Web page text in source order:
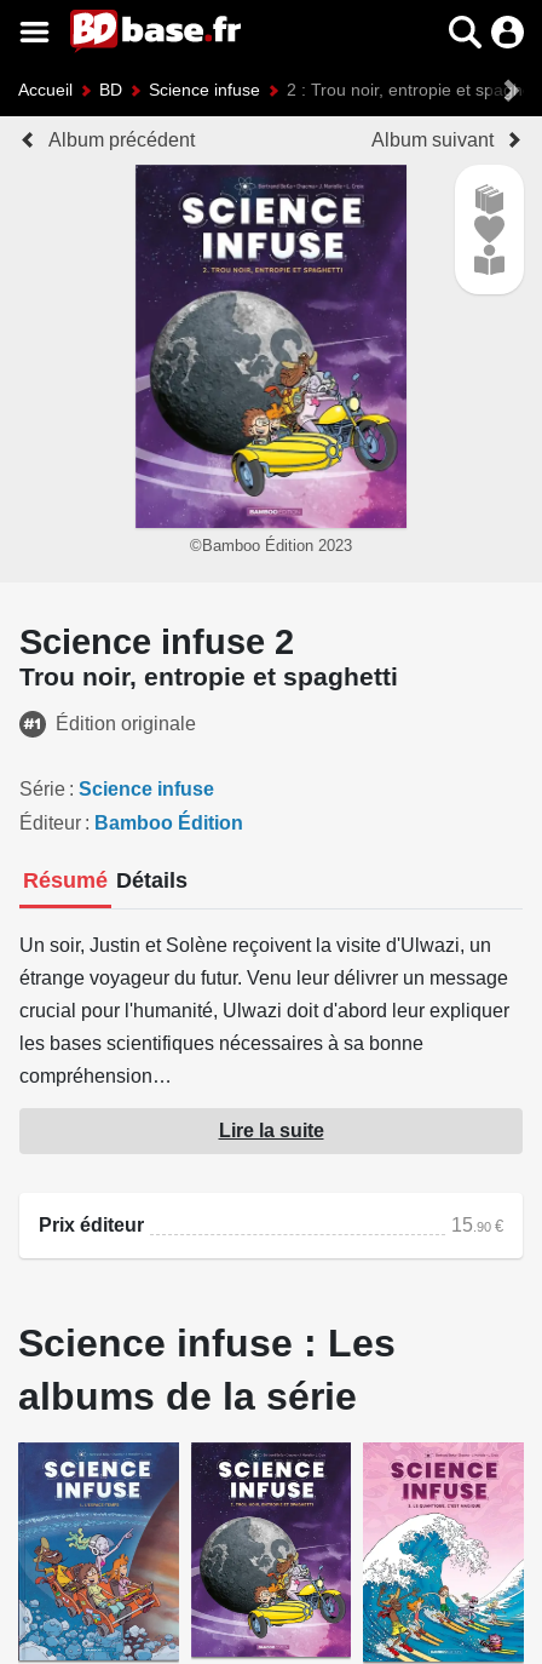
Accueil BD Science infuse 2 : Trou noir, entropie et
Album précédent Album suivant
©Bamboo Édition 2023
Science infuse 2
Trou noir, entropie et spaghetti
Édition originale
Série
Science infuse
Éditeur
Bamboo Édition
Résumé Détails
Un soir, Justin et Solène reçoivent la visite d'Ulwazi, un
étrange voyageur du futur. Venu leur délivrer un message
crucial pour l'humanité, Ulwazi doit d'abord leur expliquer
les bases scientifiques nécessaires à sa bonne
compréhension…
Justin, Solène et Ulwazi vont donc partir ensemble
découvrent les concepts fondamentaux de l'astronomie et
Lire la suite
Prix éditeur 15 .90 €
Science infuse : Les
albums de la série